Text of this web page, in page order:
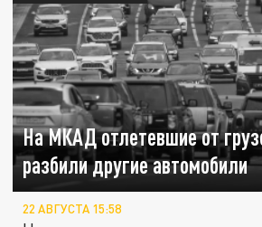
На МКАД отлетевшие от
разбили другие автомобили
22 АВГУСТА 15:58